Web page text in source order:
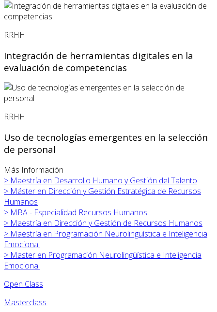
RRHH
Integración de herramientas digitales en la
evaluación de competencias
RRHH
Uso de tecnologías emergentes en la selección
de personal
Más Información
> Maestría en Desarrollo Humano y Gestión del Talento
> Máster en Dirección y Gestión Estratégica de Recursos
Humanos
> MBA - Especialidad Recursos Humanos
> Maestría en Dirección y Gestión de Recursos Humanos
> Maestría en Programación Neurolingüística e Inteligencia
Emocional
> Master en Programación Neurolingüística e Inteligencia
Emocional
Open Class
Masterclass